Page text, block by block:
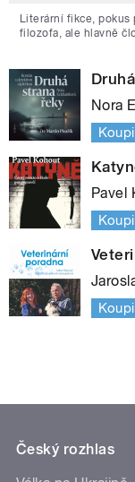
Literární fikce, pokus
filozofa, ale hlavně
Nora
Pavel
Český rozhlas